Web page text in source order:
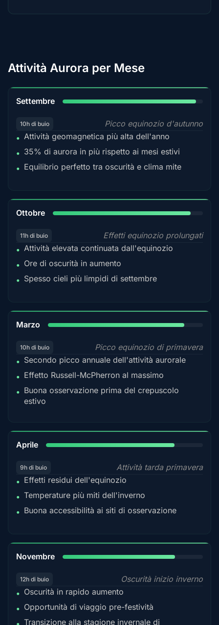
Attività Aurora per Mese
Settembre
10h di buio
Picco equinozio d'autunno
• Attività geomagnetica più alta dell'anno
• 35% di aurora in più rispetto ai mesi estivi
• Equilibrio perfetto tra oscurità e clima mite
Ottobre
11h di buio
Effetti equinozio prolungati
• Attività elevata continuata dall'equinozio
• Ore di oscurità in aumento
• Spesso cieli più limpidi di settembre
Marzo
10h di buio
Picco equinozio di primavera
• Secondo picco annuale dell'attività aurorale
• Effetto Russell-McPherron al massimo
• Buona osservazione prima del crepuscolo
estivo
Aprile
9h di buio
Attività tarda primavera
• Effetti residui dell'equinozio
• Temperature più miti dell'inverno
• Buona accessibilità ai siti di osservazione
Novembre
12h di buio
Oscurità inizio inverno
• Oscurità in rapido aumento
• Opportunità di viaggio pre-festività
Transizione alla stagione invernale di